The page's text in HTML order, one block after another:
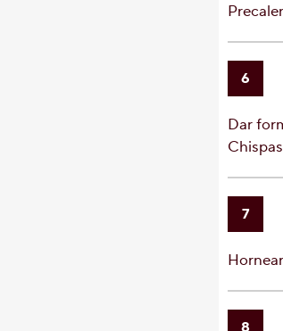
6
Dar
7
8